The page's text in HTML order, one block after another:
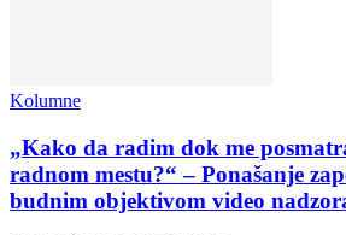
Kolumne
„Kako da radim dok me
radnom mestu?“ – Ponašanje
budnim objektivom video